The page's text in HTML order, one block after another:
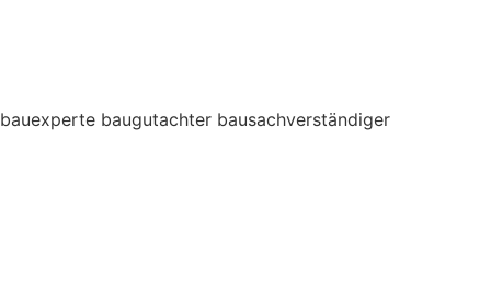
bauexperte baugutachter bausachverständiger